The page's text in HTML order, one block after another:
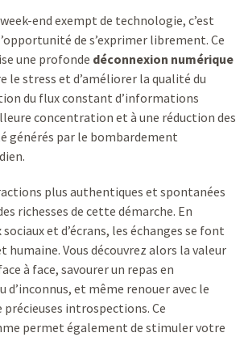
end exempt de technologie, c’est
de s’exprimer librement. Ce
une profonde déconnexion numérique
le stress et d’améliorer la qualité du
du flux constant d’informations
concentration et à une réduction des
générés par le bombardement
plus authentiques et spontanées
richesses de cette démarche. En
sociaux et d’écrans, les échanges se font
humaine. Vous découvrez alors la valeur
à face, savourer un repas en
d’inconnus, et même renouer avec le
précieuses introspections. Ce
permet également de stimuler votre